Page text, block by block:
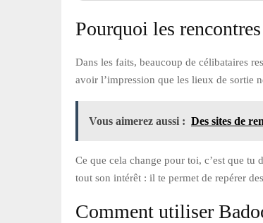
Pourquoi les
Dans les faits, beaucoup de célibataires
avoir l’impression que les lieux de sortie
Vous aimerez aussi : Des sites de
Ce que cela change pour toi, c’est que tu
tout son intérêt : il te permet de repérer
Comment utiliser